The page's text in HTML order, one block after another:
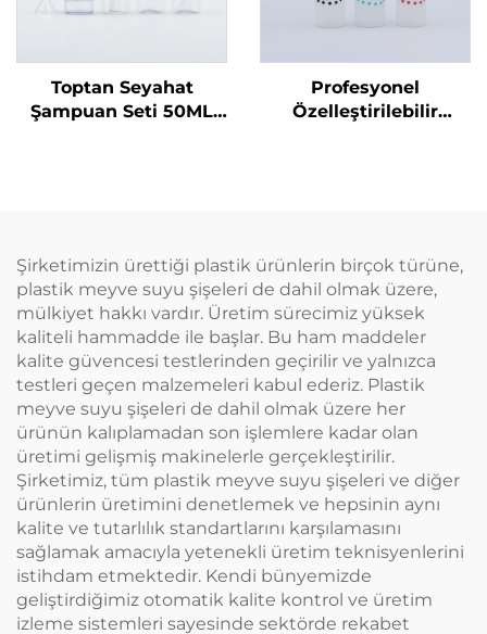
Toptan Seyahat
Şampuan Seti 50ML
Profesyonel
Özelleştirilebilir
Şirketimizin ürettiği plastik ürünlerin birçok türüne,
plastik meyve suyu şişeleri de dahil olmak üzere,
mülkiyet hakkı vardır. Üretim sürecimiz yüksek
kaliteli hammadde ile başlar. Bu ham maddeler
kalite güvencesi testlerinden geçirilir ve yalnızca
testleri geçen malzemeleri kabul ederiz. Plastik
meyve suyu şişeleri de dahil olmak üzere her
ürünün kalıplamadan son işlemlere kadar olan
üretimi gelişmiş makinelerle gerçekleştirilir.
Şirketimiz, tüm plastik meyve suyu şişeleri ve diğer
ürünlerin üretimini denetlemek ve hepsinin aynı
kalite ve tutarlılık standartlarını karşılamasını
sağlamak amacıyla yetenekli üretim teknisyenlerini
istihdam etmektedir. Kendi bünyemizde
geliştirdiğimiz otomatik kalite kontrol ve üretim
izleme sistemleri sayesinde sektörde rekabet